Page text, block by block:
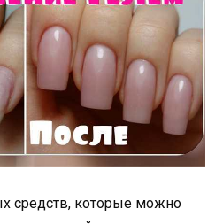
средств, которые можно